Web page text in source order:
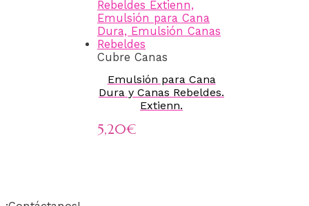
Cubre Canas
Emulsión para Cana
Dura y Canas Rebeldes.
Extienn.
5,20€